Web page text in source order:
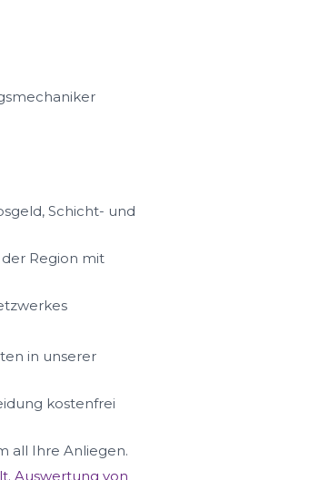
Schicht- und
Region mit
in unserer
kostenfrei
all Ihre Anliegen.
lt. Auswertung von